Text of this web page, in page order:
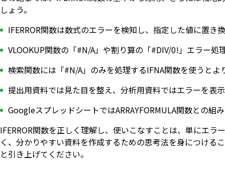
しょう。
IFERROR関数は数式のエラーを検知し、指定した値に置き
VLOOKUP関数の「#N/A」や割り算の「#DIV/0!」エラー処
検索関数には「#N/A」のみを処理するIFNA関数を使うとよ
提出用資料では見た目を整え、分析用資料ではエラーを表
GoogleスプレッドシートではARRAYFORMULA関数との組
IFERROR関数を正しく理解し、使いこなすことは、単にエ
く、分かりやすい資料を作成するための思考法を身につける
と引き上げてください。